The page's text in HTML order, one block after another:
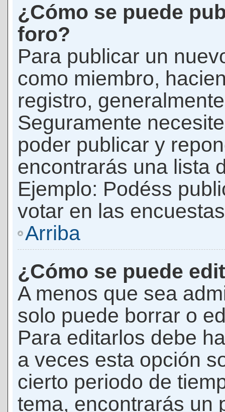
¿Cómo se puede
foro?
Para publicar un
como miembro,
registro,
Seguramente
poder publicar y
encontrarás una lista
Ejemplo: Podéss
votar en las
Arriba
¿Cómo se puede
A menos que sea
solo puede borrar o
Para editarlos debe
a veces esta opción
cierto periodo de
tema, encontrarás un